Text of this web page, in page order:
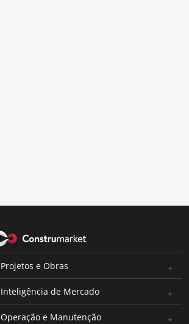
Projetos e Obras
Inteligência de Mercado
Operação e Manutenção